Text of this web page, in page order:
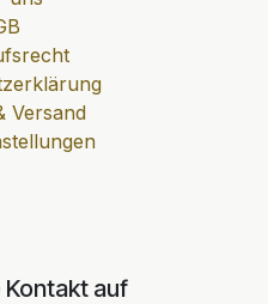
Versand
Kontakt auf